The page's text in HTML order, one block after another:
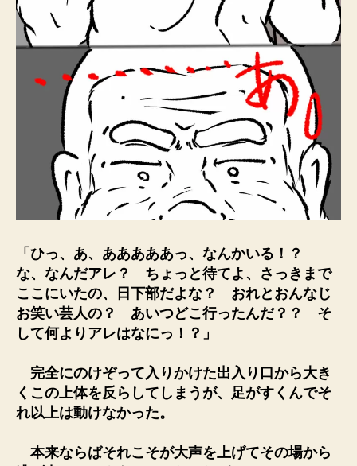
「ひっ、あ、あああああっ、なんかいる！？
な、なんだアレ？ ちょっと待てよ、さっきまで
ここにいたの、日下部だよな？ おれとおんなじ
お笑い芸人の？ あいつどこ行ったんだ？？ そ
して何よりアレはなにっ！？」
完全にのけぞって入りかけた出入り口から大き
くこの上体を反らしてしまうが、足がすくんでそ
れ以上は動けなかった。
本来ならばそれこそが大声を上げてその場から